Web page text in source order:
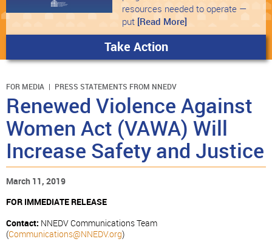
resources needed to operate —
put [Read More]
Take Action
FOR MEDIA PRESS STATEMENTS FROM NNEDV
Renewed Violence Against
Women Act (VAWA) Will
Increase Safety and Justice
March 11, 2019
FOR IMMEDIATE RELEASE
Contact: NNEDV Communications Team
(Communications@NNEDV.org)